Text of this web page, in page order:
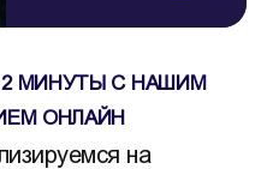
2 МИНУТЫ С НАШИМ
ОНЛАЙН
на